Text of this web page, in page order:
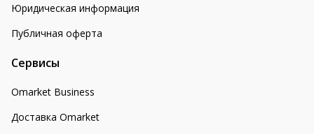
Юридическая информация
Публичная оферта
Сервисы
Omarket Business
Доставка Omarket